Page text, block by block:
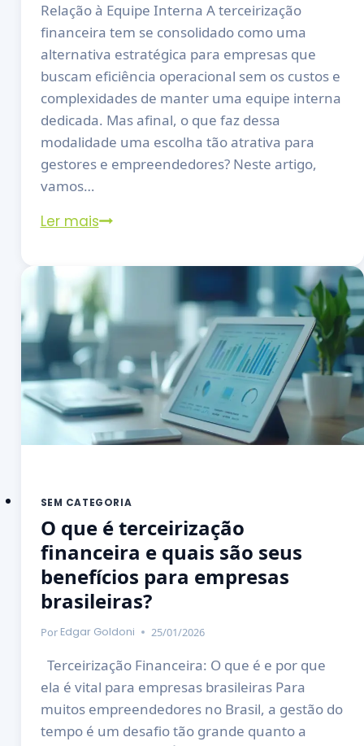
Relação à Equipe Interna A terceirização
financeira tem se consolidado como uma
alternativa estratégica para empresas que
buscam eficiência operacional sem os custos e
complexidades de manter uma equipe interna
dedicada. Mas afinal, o que faz dessa
modalidade uma escolha tão atrativa para
gestores e empreendedores? Neste artigo,
vamos…
Ler mais
SEM CATEGORIA
O que é terceirização
financeira e quais são seus
benefícios para empresas
brasileiras?
Por Edgar Goldoni 25/01/2026
Terceirização Financeira: O que é e por que
ela é vital para empresas brasileiras Para
muitos empreendedores no Brasil, a gestão do
tempo é um desafio tão grande quanto a